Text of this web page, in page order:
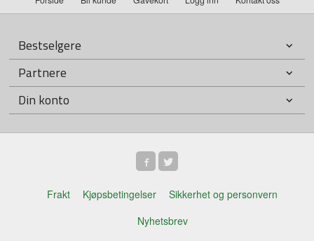
Bestselgere
Partnere
Din konto
Frakt Kjøpsbetingelser
Sikkerhet og personvern
Nyhetsbrev